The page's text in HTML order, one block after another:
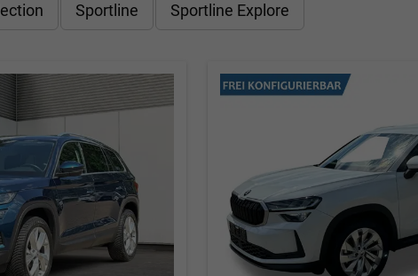
Sportline Sportline Explore